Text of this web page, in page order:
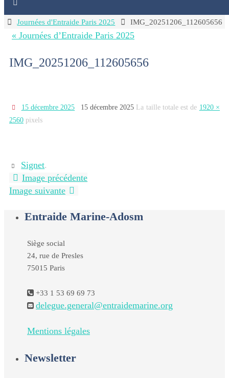
HomeJournées d'Entraide Paris 2025 IMG_20251206_112605656
« Journées d’Entraide Paris 2025
IMG_20251206_112605656
15 décembre 2025 15 décembre 2025 La taille totale est de 1920 ×
2560 pixels
Signet.
Image précédente
Image suivante
Entraide Marine-Adosm
Siège social
24, rue de Presles
75015 Paris
+33 1 53 69 69 73
delegue.general@entraidemarine.org
Mentions légales
Newsletter